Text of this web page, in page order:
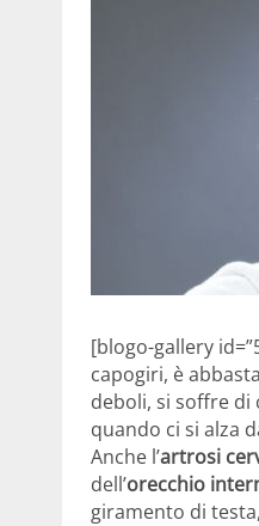
[blogo-gallery
capogiri, è
deboli, si soffre di
quando ci si alza
Anche l’artrosi
dell’orecchio
giramento di